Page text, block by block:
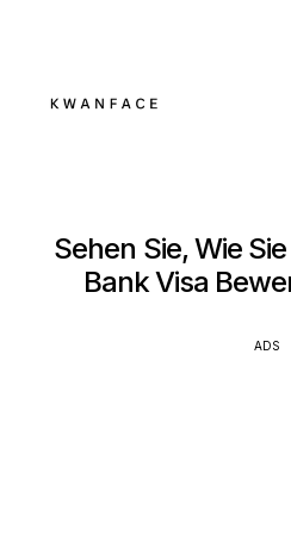
Sehen Sie, Wie
Bank Visa
ADS